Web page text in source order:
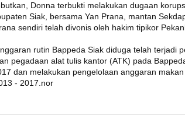
Donna terbukti melakukan dugaan
Siak, bersama Yan Prana, mantan
sendiri telah divonis oleh hakim tipikor
rutin Bappeda Siak diduga telah terjadi
pegadaan alat tulis kantor (ATK) pada
dan melakukan pengelolaan anggaran
- 2017.nor